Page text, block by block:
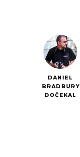
DANIEL
BRADBURY
DOČEKAL